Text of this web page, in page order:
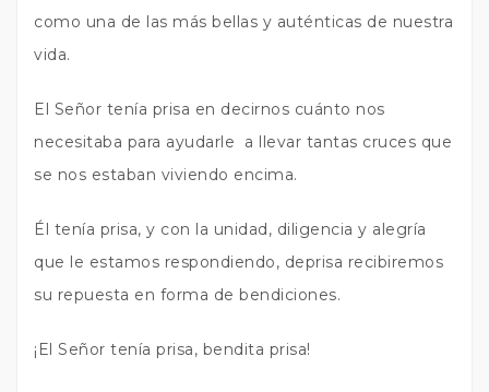
como una de las más bellas y auténticas de nuestra
vida.
El Señor tenía prisa en decirnos cuánto nos
necesitaba para ayudarle a llevar tantas cruces que
se nos estaban viviendo encima.
Él tenía prisa, y con la unidad, diligencia y alegría
que le estamos respondiendo, deprisa recibiremos
su repuesta en forma de bendiciones.
¡El Señor tenía prisa, bendita prisa!